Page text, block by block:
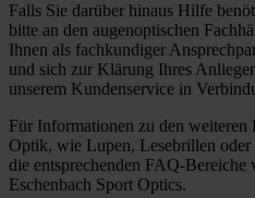
Falls Sie darüber hinaus Hilfe
bitte an den augenoptischen
Ihnen als fachkundiger
und sich zur Klärung Ihres
unserem Kundenservice in
Für Informationen zu den weiteren
Optik, wie Lupen, Lesebrillen oder
die entsprechenden FAQ-Bereiche
Eschenbach Sport Optics.